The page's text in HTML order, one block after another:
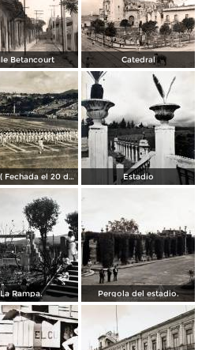
Betancourt Catedral
Estadio ( Fechada el 20 de Septiembre de 1928 ). Estadio
La Rampa. Pergola del estadio.